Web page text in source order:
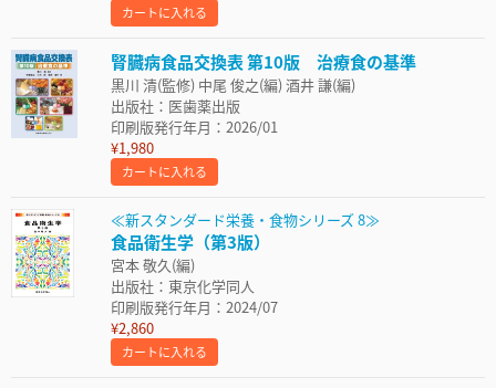
カートに入れる
腎臓病食品交換表 第10版 治療食の基準
黒川 清(監修) 中尾 俊之(編) 酒井 謙(編)
出版社：医歯薬出版
印刷版発行年月：2026/01
¥1,980
カートに入れる
≪新スタンダード栄養・食物シリーズ 8≫
食品衛生学（第3版）
宮本 敬久(編)
出版社：東京化学同人
印刷版発行年月：2024/07
¥2,860
カートに入れる